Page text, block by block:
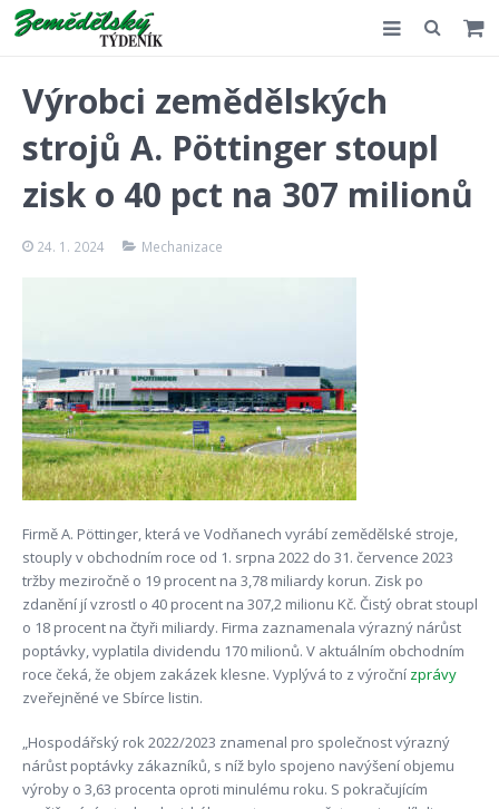
Komentář
Akce
Výrobci zemědělských
strojů A. Pöttinger stoupl
zisk o 40 pct na 307 milionů
24. 1. 2024 Mechanizace
Firmě A. Pöttinger, která ve Vodňanech vyrábí zemědělské stroje,
stouply v obchodním roce od 1. srpna 2022 do 31. července 2023
tržby meziročně o 19 procent na 3,78 miliardy korun. Zisk po
zdanění jí vzrostl o 40 procent na 307,2 milionu Kč. Čistý obrat stoupl
o 18 procent na čtyři miliardy. Firma zaznamenala výrazný nárůst
poptávky, vyplatila dividendu 170 milionů. V aktuálním obchodním
roce čeká, že objem zakázek klesne. Vyplývá to z výroční zprávy
zveřejněné ve Sbírce listin.
„Hospodářský rok 2022/2023 znamenal pro společnost výrazný
nárůst poptávky zákazníků, s níž bylo spojeno navýšení objemu
výroby o 3,63 procenta oproti minulému roku. S pokračujícím